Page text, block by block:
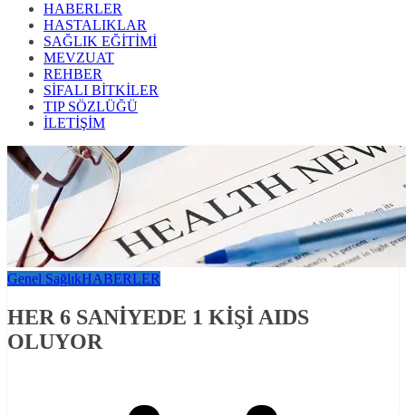
HABERLER
HASTALIKLAR
SAĞLIK EĞİTİMİ
MEVZUAT
REHBER
SİFALI BİTKİLER
TIP SÖZLÜĞÜ
İLETİŞİM
Genel SağlıkHABERLER
HER 6 SANİYEDE 1 KİŞİ AIDS
OLUYOR